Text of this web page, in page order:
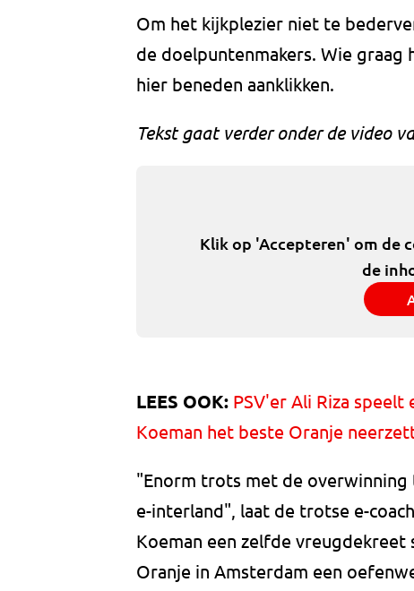
Om het kijkplezier niet te
de doelpuntenmakers. Wie
hier beneden aanklikken.
Tekst gaat verder onder de video
Klik op 'Accepteren' om de
de
LEES OOK: PSV'er Ali Riza
Koeman het beste Oranje
"Enorm trots met de
e-interland", laat de trotse e-
Koeman een zelfde
Oranje in Amsterdam een